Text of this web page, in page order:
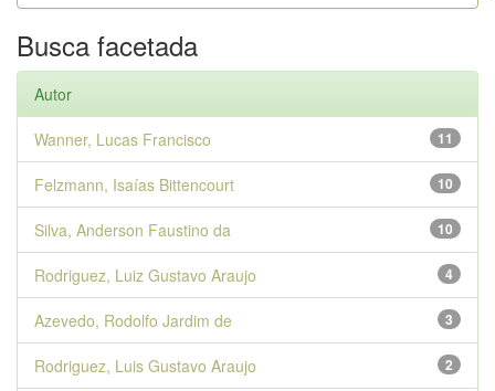
Busca facetada
Autor
11
Wanner, Lucas Francisco
10
Felzmann, Isaías Bittencourt
10
Silva, Anderson Faustino da
4
Rodriguez, Luiz Gustavo Araujo
3
Azevedo, Rodolfo Jardim de
2
Rodriguez, Luis Gustavo Araujo